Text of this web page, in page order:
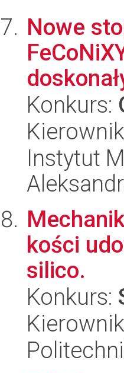
Nowe
Konkurs:
Instytut
kości
silico.
Konkurs: